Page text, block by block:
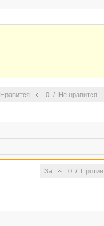
Нравится 0 / Не нравится
За 0/ Против